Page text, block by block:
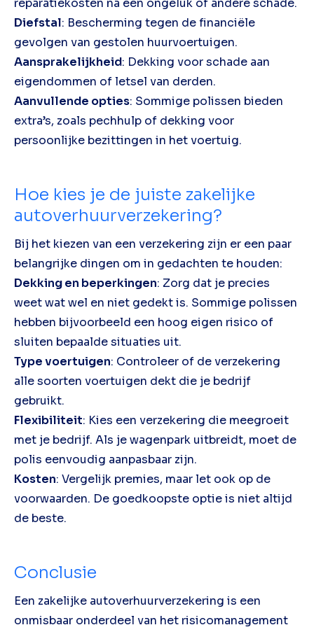
reparatiekosten na een ongeluk of andere schade.
Diefstal: Bescherming tegen de financiële
gevolgen van gestolen huurvoertuigen.
Aansprakelijkheid: Dekking voor schade aan
eigendommen of letsel van derden.
Aanvullende opties: Sommige polissen bieden
extra’s, zoals pechhulp of dekking voor
persoonlijke bezittingen in het voertuig.
Hoe kies je de juiste zakelijke
autoverhuurverzekering?
Bij het kiezen van een verzekering zijn er een paar
belangrijke dingen om in gedachten te houden:
Dekking en beperkingen: Zorg dat je precies
weet wat wel en niet gedekt is. Sommige polissen
hebben bijvoorbeeld een hoog eigen risico of
sluiten bepaalde situaties uit.
Type voertuigen: Controleer of de verzekering
alle soorten voertuigen dekt die je bedrijf
gebruikt.
Flexibiliteit: Kies een verzekering die meegroeit
met je bedrijf. Als je wagenpark uitbreidt, moet de
polis eenvoudig aanpasbaar zijn.
Kosten: Vergelijk premies, maar let ook op de
voorwaarden. De goedkoopste optie is niet altijd
de beste.
Conclusie
Een zakelijke autoverhuurverzekering is een
onmisbaar onderdeel van het risicomanagement